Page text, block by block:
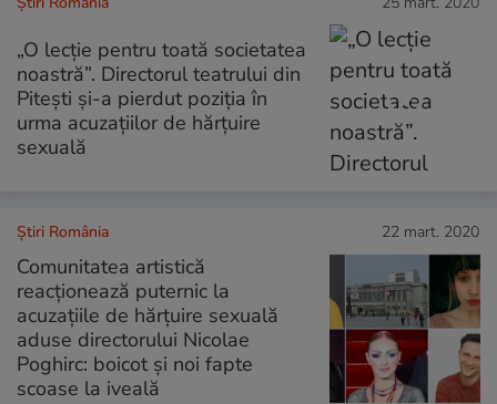
„O lecție pentru toată societatea
noastră”. Directorul teatrului din
Pitești și-a pierdut poziția în
urma acuzațiilor de hărțuire
sexuală
Știri România 22 mart. 2020
Comunitatea artistică
reacționează puternic la
acuzațiile de hărțuire sexuală
aduse directorului Nicolae
Poghirc: boicot și noi fapte
scoase la iveală